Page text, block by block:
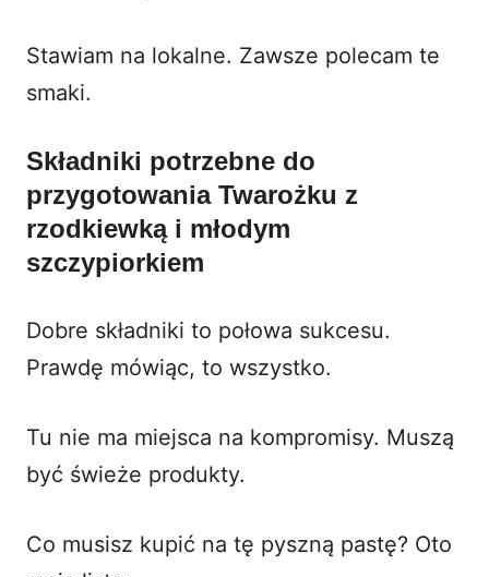
Stawiam na lokalne. Zawsze polecam te
smaki.
Składniki potrzebne do
przygotowania Twarożku z
rzodkiewką i młodym
szczypiorkiem
Dobre składniki to połowa sukcesu.
Prawdę mówiąc, to wszystko.
Tu nie ma miejsca na kompromisy. Muszą
być świeże produkty.
Co musisz kupić na tę pyszną pastę? Oto